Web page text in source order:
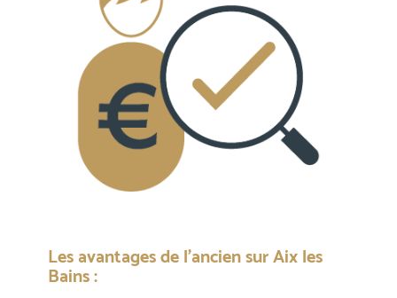
Les avantages de l’ancien sur Aix les
Bains :